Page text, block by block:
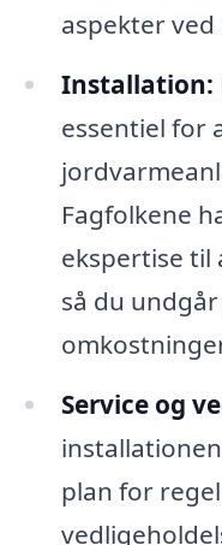
aspekter
Installation:
essentiel for
Fagfolkene
ekspertise
så du
Service og
plan for